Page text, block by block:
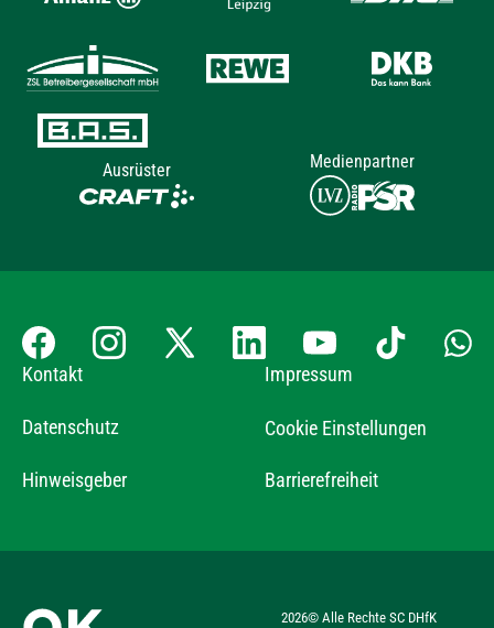
Ausrüster Medienpartner
Kontakt Impressum
Datenschutz Cookie Einstellungen
Hinweisgeber Barrierefreiheit
2026© Alle Rechte SC DHfK